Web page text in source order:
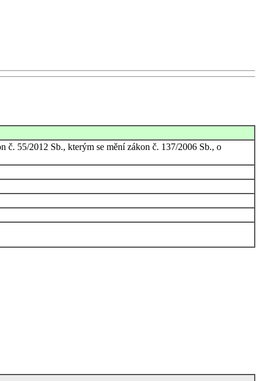
č. 55/2012 Sb., kterým se mění zákon č. 137/2006 Sb., o